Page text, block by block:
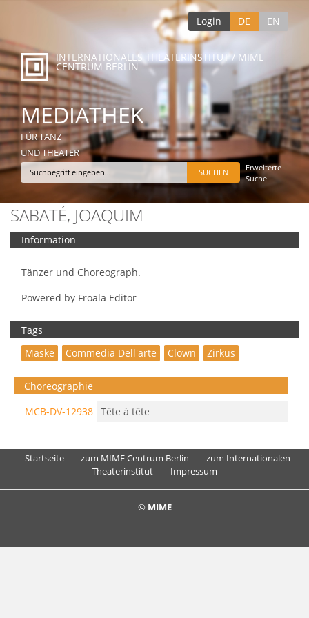
Login DE EN
INTERNATIONALES THEATERINSTITUT / MIME
CENTRUM BERLIN
MEDIATHEK
FÜR TANZ
UND THEATER
Erweiterte
Suche
SABATÉ, JOAQUIM
Information
Tänzer und Choreograph.
Powered by Froala Editor
Tags
Maske
Commedia Dell'arte Clown Zirkus
Choreographie
MCB-DV-12938 Tête à tête
Startseite zum MIME Centrum Berlin
zum Internationalen
Theaterinstitut
Impressum
© MIME